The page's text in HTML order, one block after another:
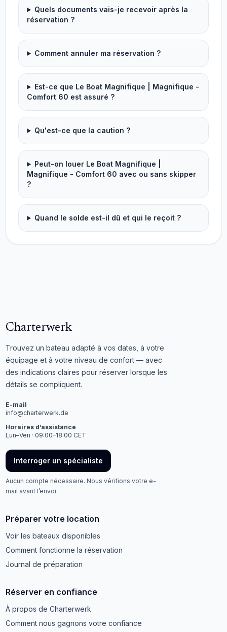
Quels documents vais-je recevoir après la
réservation ?
Comment annuler ma réservation ?
Est-ce que Le Boat Magnifique | Magnifique -
Comfort 60 est assuré ?
Qu'est-ce que la caution ?
Peut-on louer Le Boat Magnifique |
Magnifique - Comfort 60 avec ou sans skipper
?
Quand le solde est-il dû et qui le reçoit ?
Charterwerk
Trouvez un bateau adapté à vos dates, à votre
équipage et à votre niveau de confort — avec
des indications claires pour réserver lorsque les
détails se compliquent.
E-mail
info@charterwerk.de
Horaires d’assistance
Lun–Ven · 09:00–18:00 CET
Interroger un spécialiste
Aucun compte nécessaire. Nous vérifions votre e-
mail avant l’envoi.
Préparer votre location
Voir les bateaux disponibles
Comment fonctionne la réservation
Journal de préparation
Réserver en confiance
À propos de Charterwerk
Comment nous gagnons votre confiance